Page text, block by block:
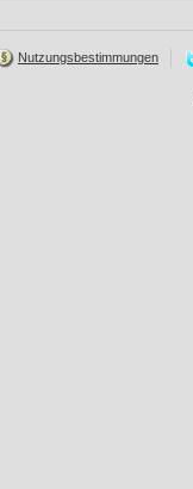
Nutzungsbestimmungen